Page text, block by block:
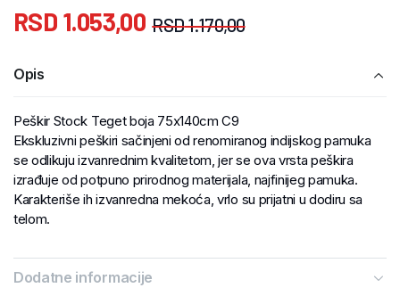
RSD1.170,00
RSD 1.053,00
Opis
Peškir Stock Teget boja 75x140cm C9
Ekskluzivni peškiri sačinjeni od renomiranog indijskog pamuka
se odlikuju izvanrednim kvalitetom, jer se ova vrsta peškira
izrađuje od potpuno prirodnog materijala, najfinijeg pamuka.
Karakteriše ih izvanredna mekoća, vrlo su prijatni u dodiru sa
telom.
Dodatne informacije